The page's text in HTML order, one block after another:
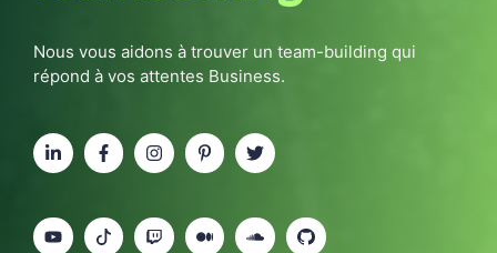
Nous vous aidons à trouver un team-building qui
répond à vos attentes Business.